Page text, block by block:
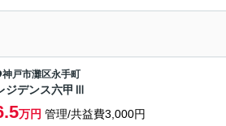
神戸市灘区永手町
ジデンス六甲Ⅲ
万円 管理/共益費3,000円